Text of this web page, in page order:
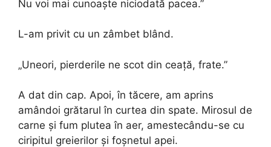
Nu voi mai cunoaște niciodată pacea.”
L-am privit cu un zâmbet blând.
„Uneori, pierderile ne scot din ceață, frate.”
A dat din cap. Apoi, în tăcere, am aprins
amândoi grătarul în curtea din spate. Mirosul de
carne și fum plutea în aer, amestecându-se cu
ciripitul greierilor și foșnetul apei.